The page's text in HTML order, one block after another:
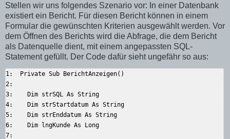
Stellen wir uns folgendes Szenario vor: In einer Datenbank
existiert ein Bericht. Für diesen Bericht können in einem
Formular die gewünschten Kriterien ausgewählt werden. Vor
dem Öffnen des Berichts wird die Abfrage, die dem Bericht
als Datenquelle dient, mit einem angepassten SQL-
Statement gefüllt. Der Code dafür sieht ungefähr so aus:
1:  Private Sub BerichtAnzeigen()
2:
3:    Dim strSQL As String
4:    Dim strStartdatum As String
5:    Dim strEnddatum As String
6:    Dim lngKunde As Long
7: